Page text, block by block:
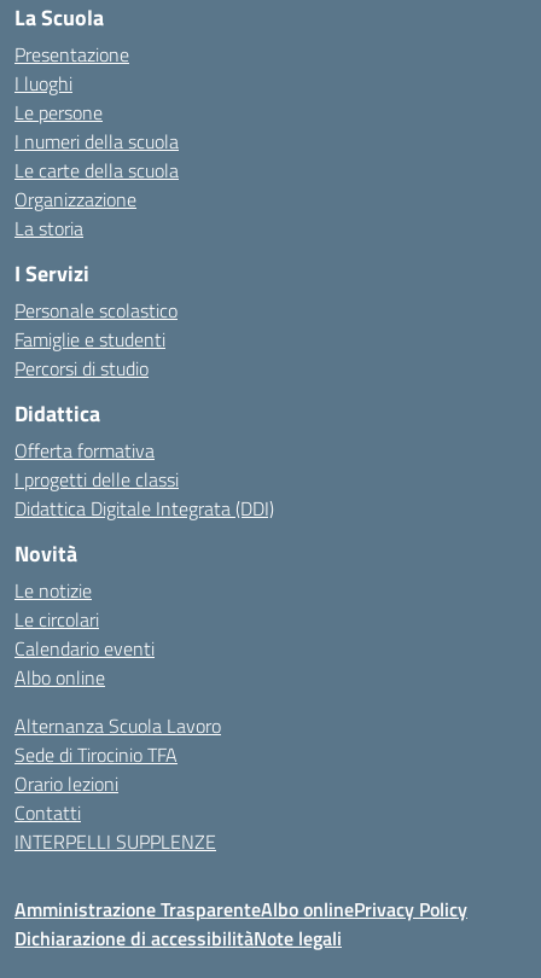
La Scuola
Presentazione
I luoghi
Le persone
I numeri della scuola
Le carte della scuola
Organizzazione
La storia
I Servizi
Personale scolastico
Famiglie e studenti
Percorsi di studio
Didattica
Offerta formativa
I progetti delle classi
Didattica Digitale Integrata (DDI)
Novità
Le notizie
Le circolari
Calendario eventi
Albo online
Alternanza Scuola Lavoro
Sede di Tirocinio TFA
Orario lezioni
Contatti
INTERPELLI SUPPLENZE
Amministrazione TrasparenteAlbo onlinePrivacy Policy
Dichiarazione di accessibilitàNote legali